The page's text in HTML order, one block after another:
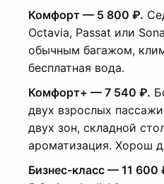
Комфорт — 5 800 ₽.
Octavia, Passat или
обычным багажом,
бесплатная вода.
Комфорт+ — 7 540 ₽.
двух взрослых
двух зон, складной
ароматизация. Хорош
Бизнес-класс — 11 600